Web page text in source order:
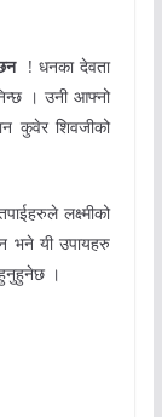
! धनका देवता
। उनी आफ्नो
कुवेर शिवजीको
लक्ष्मीको
भने यी उपायहरु
।